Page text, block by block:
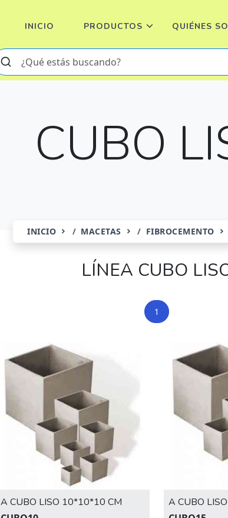
INICIO PRODUCTOS QUIÉNES
CUBO
INICIO MACETAS FIBROCEMENTO
LÍNEA CUBO
1
A CUBO LISO 10*10*10 CM
A CUBO